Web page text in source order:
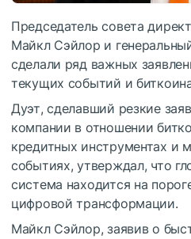
Председатель совета
Майкл Сэйлор и
сделали ряд важных
текущих событий и
Дуэт, сделавший резкие
компании в отношении
кредитных инструментах и
событиях, утверждал, что
система находится на
цифровой трансформации.
Майкл Сэйлор, заявив о